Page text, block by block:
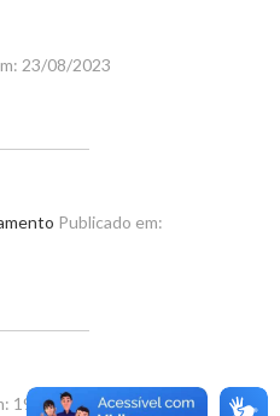
23/08/2023
Publicado em:
19/09/2023